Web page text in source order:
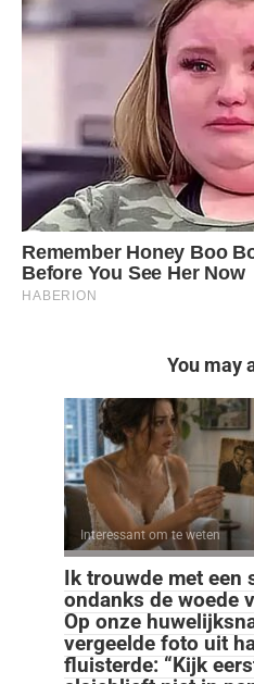
You may
Interessant om te weten
Ik trouwde met een
ondanks de woede
Op onze
vergeelde foto uit
fluisterde: “Kijk